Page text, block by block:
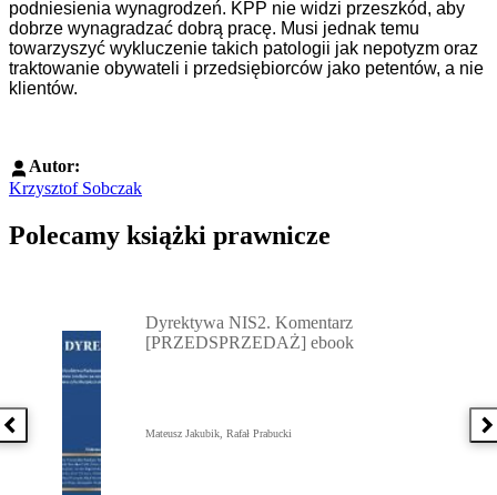
podniesienia wynagrodzeń. KPP nie widzi przeszkód, aby
dobrze wynagradzać dobrą pracę. Musi jednak temu
towarzyszyć wykluczenie takich patologii jak nepotyzm oraz
traktowanie obywateli i przedsiębiorców jako petentów, a nie
klientów.
Autor:
Krzysztof Sobczak
Polecamy książki prawnicze
Poprzednia książka
Dyrektywa NIS2. Komentarz
[PRZEDSPRZEDAŻ] ebook
Mateusz Jakubik, Rafał Prabucki